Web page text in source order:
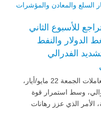
السلع والمعادن والمؤشرات
للأسبوع الثاني
والنفط
الفدرالي
واصلت أسعار الذهب خسائرها خلال تعاملات الجمعة 22 مايو/أيار،
وسط استمرار قوة
الأمر الذي عزز رهانات